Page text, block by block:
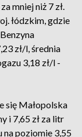
mniej niż 7 zł.
łódzkim, gdzie
zł/l, średnia
3,18 zł/l -
się Małopolska
i 7,65 zł za litr
na poziomie 3,55